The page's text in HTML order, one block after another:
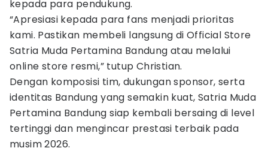
kepada para pendukung.
“Apresiasi kepada para fans menjadi prioritas
kami. Pastikan membeli langsung di Official Store
Satria Muda Pertamina Bandung atau melalui
online store resmi,” tutup Christian.
Dengan komposisi tim, dukungan sponsor, serta
identitas Bandung yang semakin kuat, Satria Muda
Pertamina Bandung siap kembali bersaing di level
tertinggi dan mengincar prestasi terbaik pada
musim 2026.